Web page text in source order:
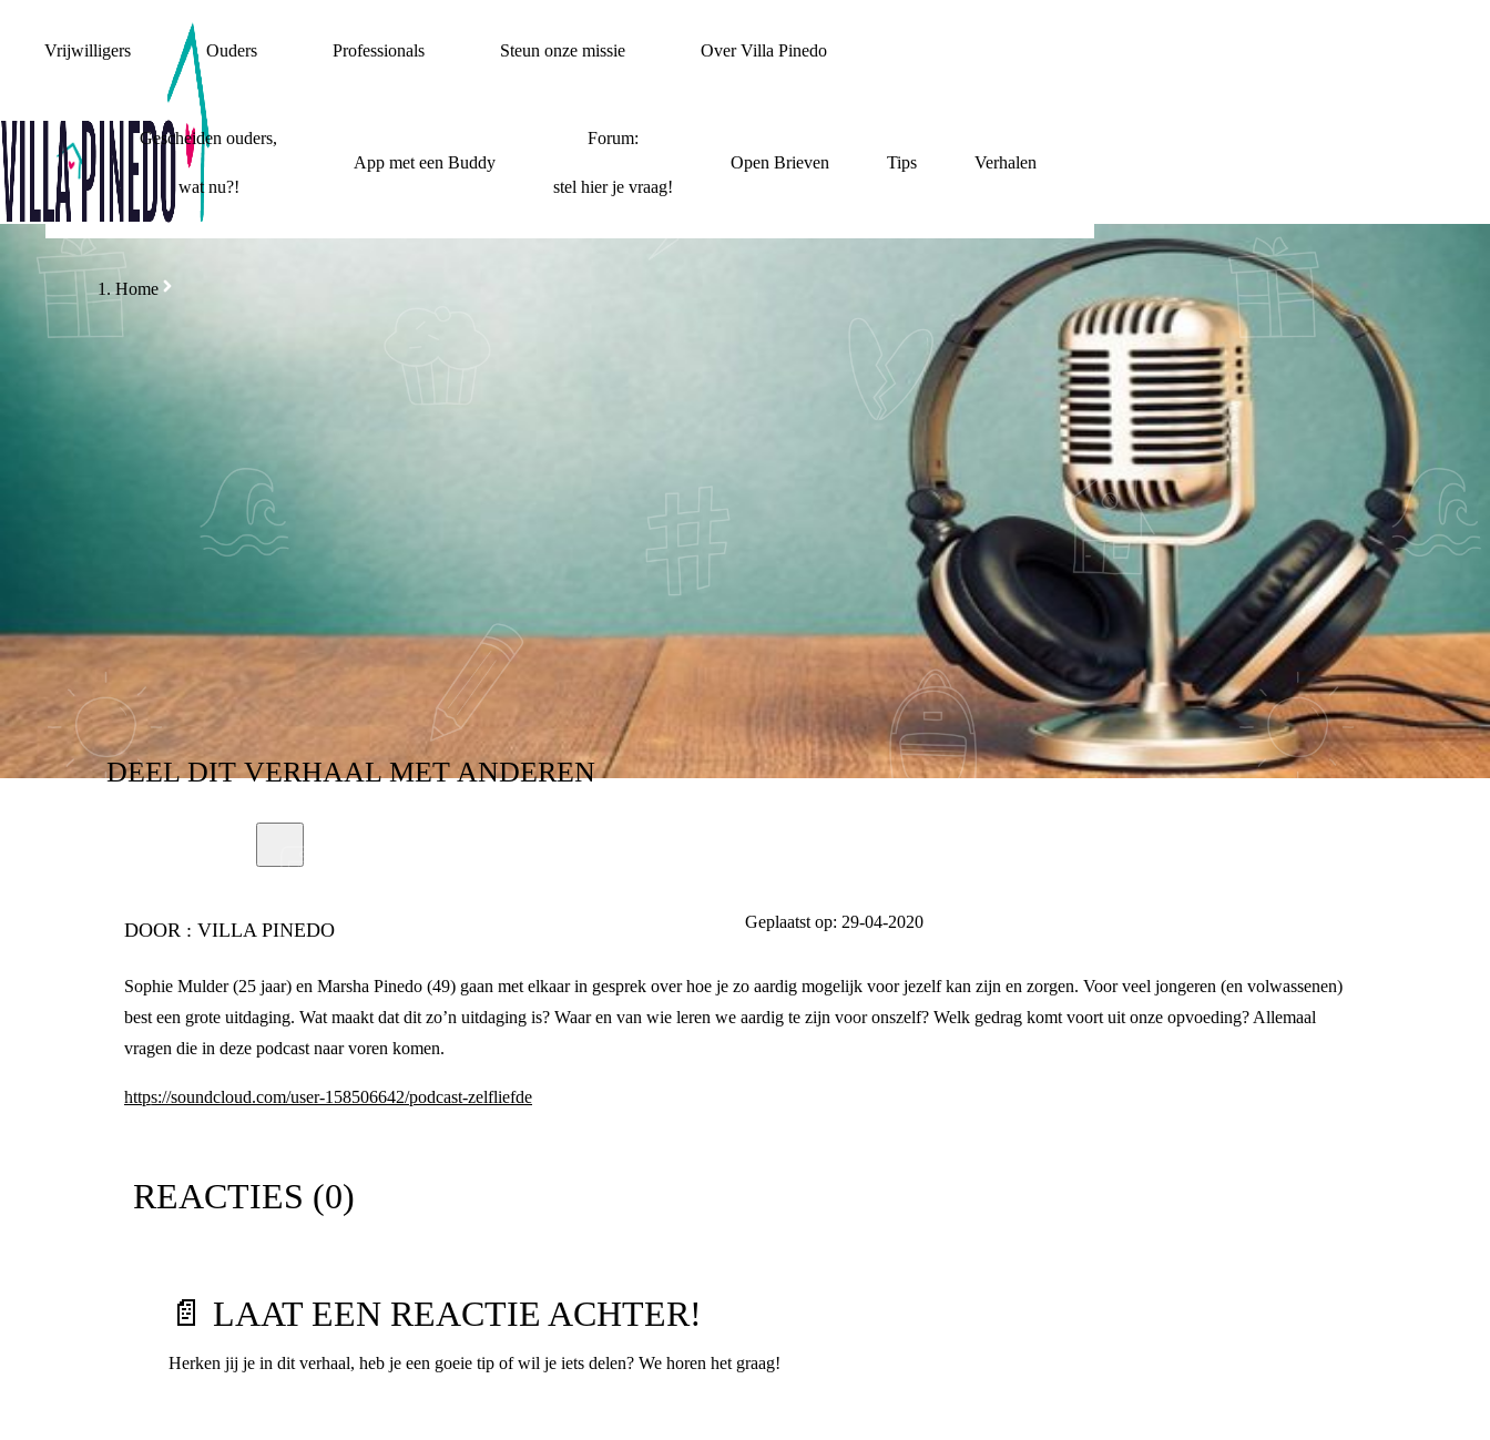
Vrijwilligers Ouders Professionals Steun onze missie Over Villa Pinedo
Gescheiden ouders,
wat nu?!
App met een Buddy
Forum:
stel hier je vraag!
Open Brieven Tips Verhalen
Home
PODCAST VILLA PINEDO
DEELDIT VERHAALMET ANDEREN
DOOR : VILLA PINEDO Geplaatst op: 29-04-2020
Sophie Mulder (25 jaar) en Marsha Pinedo (49) gaan met elkaar in gesprek over hoe je zo aardig mogelijk voor jezelf kan zijn en zorgen. Voor veel jongeren (en volwassenen)
best een grote uitdaging. Wat maakt dat dit zo’n uitdaging is? Waar en van wie leren we aardig te zijn voor onszelf? Welk gedrag komt voort uit onze opvoeding? Allemaal
vragen die in deze podcast naar voren komen.
https://soundcloud.com/user-158506642/podcast-zelfliefde
REACTIES (0)
📄 LAAT EEN REACTIE ACHTER!
Herken jij je in dit verhaal, heb je een goeie tip of wil je iets delen? We horen het graag!